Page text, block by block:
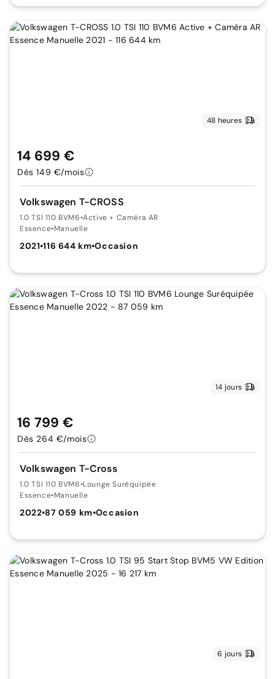
48 heures
Volkswagen T-CROSS
1.0 TSI 110 BVM6•Active + Caméra AR
Essence•Manuelle
2021•116 644 km•Occasion
14 699 €
Dès 149 €/mois
14 jours
Volkswagen T-Cross
1.0 TSI 110 BVM6•Lounge Suréquipée
Essence•Manuelle
2022•87 059 km•Occasion
16 799 €
Dès 264 €/mois
6 jours